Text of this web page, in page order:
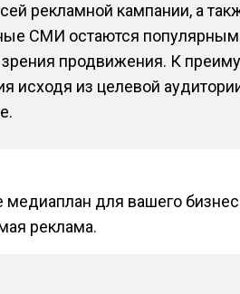
рекламной кампании, а
СМИ остаются
продвижения. К
исходя из целевой
для вашего
реклама.